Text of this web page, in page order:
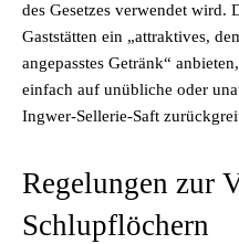
des Gesetzes verwendet wird.
Gaststätten ein „attraktives,
angepasstes Getränk“
einfach auf unübliche oder
Ingwer-Sellerie-Saft
Regelungen zur
Schlupflöchern